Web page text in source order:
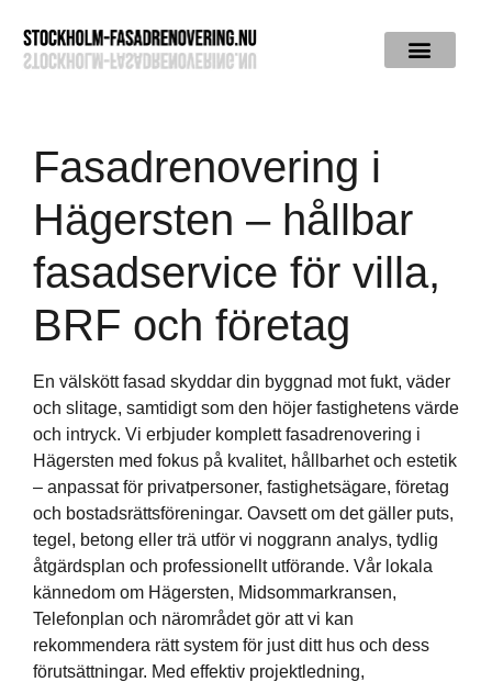
Fasadrenovering i
Hägersten – hållbar
fasadservice för villa,
BRF och företag
En välskött fasad skyddar din byggnad mot fukt, väder
och slitage, samtidigt som den höjer fastighetens värde
och intryck. Vi erbjuder komplett fasadrenovering i
Hägersten med fokus på kvalitet, hållbarhet och estetik
– anpassat för privatpersoner, fastighetsägare, företag
och bostadsrättsföreningar. Oavsett om det gäller puts,
tegel, betong eller trä utför vi noggrann analys, tydlig
åtgärdsplan och professionellt utförande. Vår lokala
kännedom om Hägersten, Midsommarkransen,
Telefonplan och närområdet gör att vi kan
rekommendera rätt system för just ditt hus och dess
förutsättningar. Med effektiv projektledning,